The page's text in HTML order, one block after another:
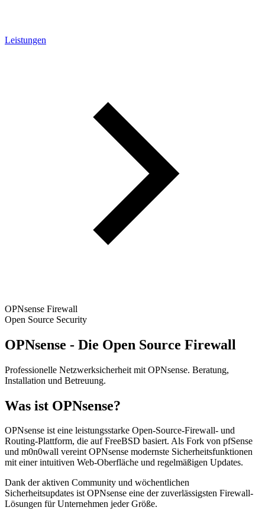
Leistungen
OPNsense Firewall
Open Source Security
OPNsense - Die Open Source Firewall
Professionelle Netzwerksicherheit mit OPNsense. Beratung,
Installation und Betreuung.
Was ist OPNsense?
OPNsense ist eine leistungsstarke Open-Source-Firewall- und
Routing-Plattform, die auf FreeBSD basiert. Als Fork von pfSense
und m0n0wall vereint OPNsense modernste Sicherheitsfunktionen
mit einer intuitiven Web-Oberfläche und regelmäßigen Updates.
Dank der aktiven Community und wöchentlichen
Sicherheitsupdates ist OPNsense eine der zuverlässigsten Firewall-
Lösungen für Unternehmen jeder Größe.